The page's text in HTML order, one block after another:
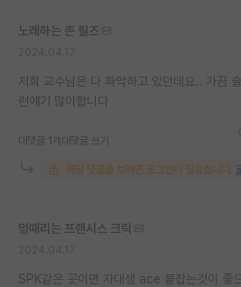
노래하는 존 필즈
저희 교수님은 다 파악하고 있던데요.. 가끔
런얘기 많이합니다
대댓글 1개 대댓글 쓰기
해당 댓글을 보려면 로그인이 필요합니다.
멍때리는 프랜시스 크릭
SPK같은 곳이면 자대생 ace 붙잡는것이 좋